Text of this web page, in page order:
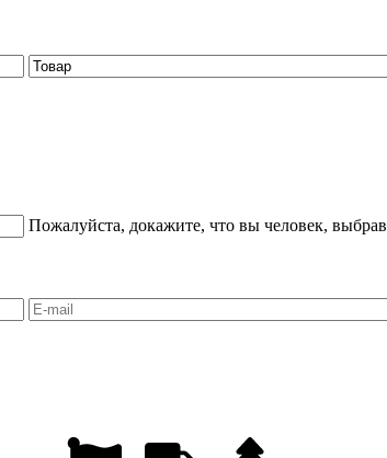
Пожалуйста, докажите, что вы человек, выбрав